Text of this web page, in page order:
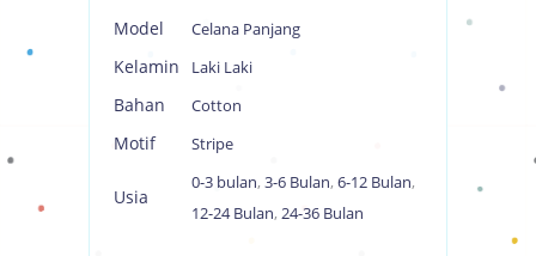
Model Celana Panjang
Kelamin Laki Laki
Bahan Cotton
Motif Stripe
Usia
0-3 bulan, 3-6 Bulan, 6-12 Bulan,
12-24 Bulan, 24-36 Bulan